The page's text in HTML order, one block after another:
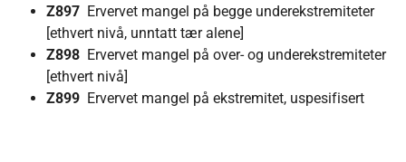
Z897 Ervervet mangel på begge underekstremiteter
[ethvert nivå, unntatt tær alene]
Z898 Ervervet mangel på over- og underekstremiteter
[ethvert nivå]
Z899 Ervervet mangel på ekstremitet, uspesifisert